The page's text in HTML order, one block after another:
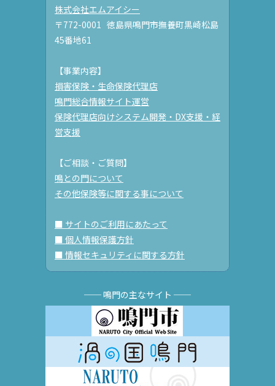
株式会社エムアイシー
〒772-0001 徳島県鳴門市撫養町黒崎松島
45番地61
【事業内容】
損害保険・生命保険代理店
鳴門総合情報サイト運営
保険代理店向けシステム開発・DX支援・経
営支援
【ご相談・ご質問】
鳴との門について
その他保険等に関する事について
■ サイトのご利用にあたって
■ 個人情報保護方針
■ 情報セキュリティに関する方針
── 鳴門の主なサイト ──